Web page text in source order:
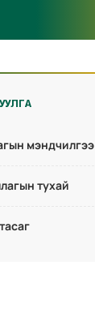
мэндчилгээ
тухай